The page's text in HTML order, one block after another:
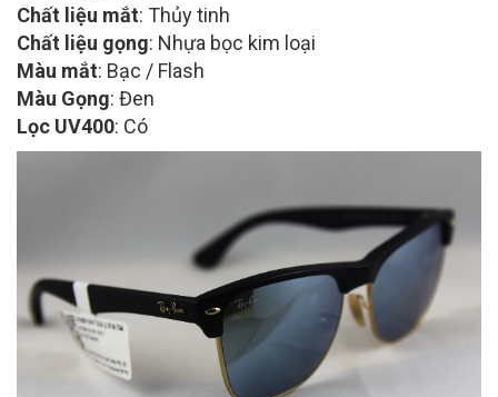
Chất liệu mắt: Thủy tinh
Chất liệu gọng: Nhựa bọc kim loại
Màu mắt: Bạc / Flash
Màu Gọng: Đen
Lọc UV400: Có